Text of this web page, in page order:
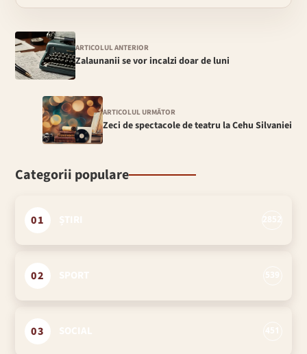
ARTICOLUL ANTERIOR
Zalaunanii se vor incalzi doar de luni
ARTICOLUL URMĂTOR
Zeci de spectacole de teatru la Cehu Silvaniei
Categorii populare
01
02
03